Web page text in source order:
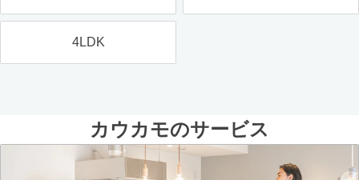
4LDK
カウカモのサービス